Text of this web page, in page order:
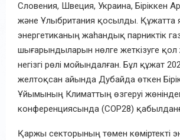
Словения, Швеция, Украина, Біріккен
және Ұлыбритания қосылды. Құжатта
энергетиканың жаһандық парниктік
шығарындыларын нөлге жеткізуге қол
негізгі рөлі мойындалған. Бұл құжат
желтоқсан айында Дубайда өткен
Ұйымының Климаттың өзгеруі
конференциясында (COP28)
Қаржы секторының төмен көміртекті